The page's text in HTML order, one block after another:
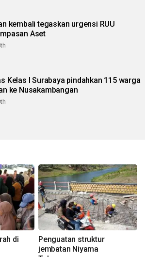
kembali tegaskan urgensi RUU
Aset
Kelas I Surabaya pindahkan 115 warga
ke Nusakambangan
di
Penguatan struktur
jembatan Niyama